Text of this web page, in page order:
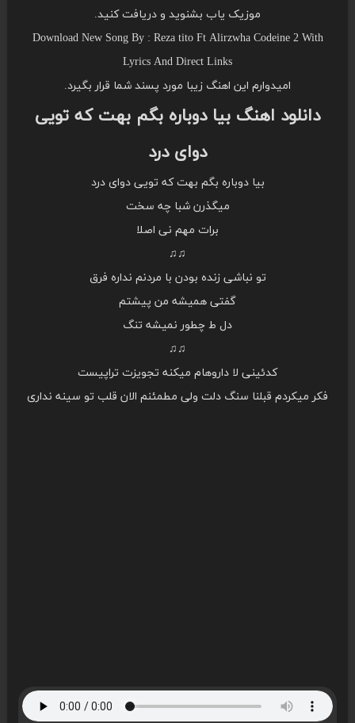
موزیک یاب بشنوید و دریافت کنید.
Download New Song By : Reza tito Ft Alirzwha Codeine 2 With
Lyrics And Direct Links
امیدوارم این اهنگ زیبا مورد پسند شما قرار بگیرد.
دانلود اهنگ بیا دوباره بگم بهت که تویی
دوای درد
بیا دوباره بگم بهت که تویی دوای درد
میگذرن شبا چه سخت
برات مهم نی اصلا
♫♫
تو نباشی زنده بودن با مردنم نداره فرق
گفتی همیشه من پیشتم
دل ط چطور نمیشه تنگ
♫♫
کدئینی لا داروهام میکنه تجویزت تراپیست
فکر میکردم قبلنا سنگ دلت ولی مطمئنم الان قلب تو سینه نداری